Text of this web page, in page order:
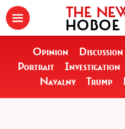
THE
НОВОЕ
Opinion Discussion
Portrait
Investigation
Navalny
Trump